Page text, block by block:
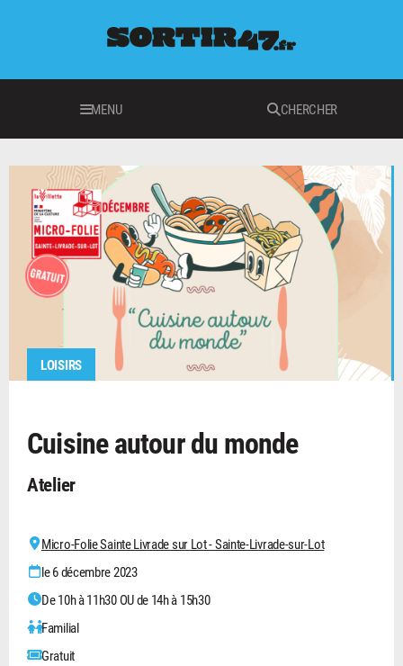
MENU CHERCHER
LOISIRS
Cuisine autour du monde
Atelier
Micro-Folie Sainte Livrade sur Lot - Sainte-Livrade-sur-Lot
le 6 décembre 2023
De 10h à 11h30 OU de 14h à 15h30
Familial
Gratuit